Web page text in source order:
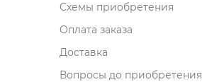
Схемы приобретения
Оплата заказа
Доставка
опросы до приобретения